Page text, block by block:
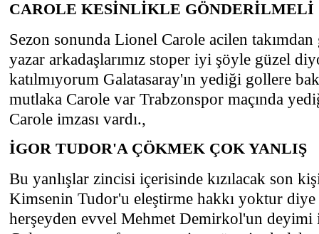
CAROLE KESİNLİKLE GÖNDERİLMELİ
Sezon sonunda Lionel Carole acilen
yazar arkadaşlarımız stoper iyi şöyle güzel
katılmıyorum Galatasaray'ın yediği gollere
mutlaka Carole var Trabzonspor maçında
Carole imzası vardı.,
İGOR TUDOR'A ÇÖKMEK ÇOK YANLIŞ
Bu yanlışlar zincisi içerisinde kızılacak son
Kimsenin Tudor'u eleştirme hakkı yoktur
herşeyden evvel Mehmet Demirkol'un